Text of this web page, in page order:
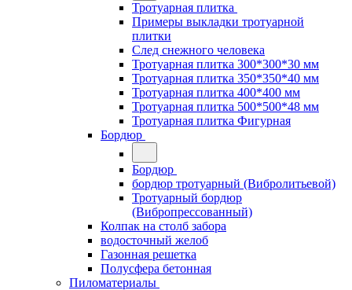
Тротуарная плитка
Примеры выкладки тротуарной
плитки
След снежного человека
Тротуарная плитка 300*300*30 мм
Тротуарная плитка 350*350*40 мм
Тротуарная плитка 400*400 мм
Тротуарная плитка 500*500*48 мм
Тротуарная плитка Фигурная
Бордюр
Бордюр
бордюр тротуарный (Вибролитьевой)
Тротуарный бордюр
(Вибропрессованный)
Колпак на столб забора
водосточный желоб
Газонная решетка
Полусфера бетонная
Пиломатериалы